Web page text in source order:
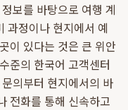
보를 바탕으로 여행 계
과정이나 현지에서 예
이 있다는 것은 큰 위안
준의 한국어 고객센터
의부터 현지에서의 바
전화를 통해 신속하고